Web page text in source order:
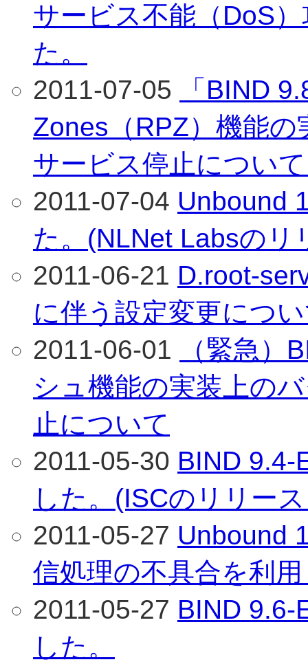
サービス不能（DoS
た。
2011-07-05
「BIND
Zones（RPZ）機能
サービス停止につい
2011-07-04 Unbound
た。(NLNet Labsのリ
2011-06-21 D.root-
に伴う設定変更につ
2011-06-01
（緊急）
シュ機能の実装上の
止について
2011-05-30 BIND 9.4-
した。(ISCのリリー
2011-05-27 Unbound
信処理の不具合を利
2011-05-27 BIND 9.6-
した。